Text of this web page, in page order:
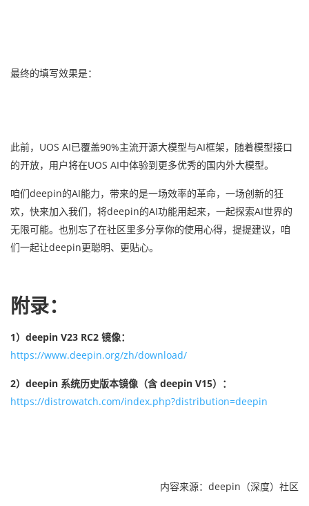
最终的填写效果是：
此前，UOS AI已覆盖90%主流开源大模型与AI框架，随着模型接口
的开放，用户将在UOS AI中体验到更多优秀的国内外大模型。
咱们deepin的AI能力，带来的是一场效率的革命，一场创新的狂
欢，快来加入我们，将deepin的AI功能用起来，一起探索AI世界的
无限可能。也别忘了在社区里多分享你的使用心得，提提建议，咱
们一起让deepin更聪明、更贴心。
附录：
1）deepin V23 RC2 镜像：
https://www.deepin.org/zh/download/
2）deepin 系统历史版本镜像（含 deepin V15）：
https://distrowatch.com/index.php?distribution=deepin
内容来源：deepin（深度）社区